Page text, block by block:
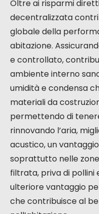
apparecchio
Il livello di
Le vostre
temperatura di
La rigidità del
In alcuni casi, con
un buon isolamento,
ancora più
precedenza avevate
flusso singolo che
Impatto sulla
dell’edificio
Oltre ai risparmi